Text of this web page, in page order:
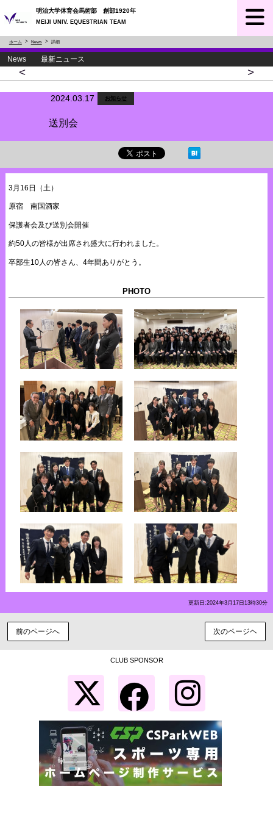
明治大学体育会馬術部 創部1920年
MEIJI UNIV. EQUESTRIAN TEAM
ホーム News 詳細
News 最新ニュース
< >
2024.03.17 お知らせ
送別会
3月16日（土）
原宿 南国酒家
保護者会及び送別会開催
約50人の皆様が出席され盛大に行われました。
卒部生10人の皆さん、4年間ありがとう。
PHOTO
更新日:2024年3月17日13時30分
前のページへ 次のページヘ
CLUB SPONSOR